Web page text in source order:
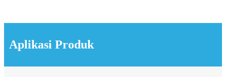
Aplikasi Produk